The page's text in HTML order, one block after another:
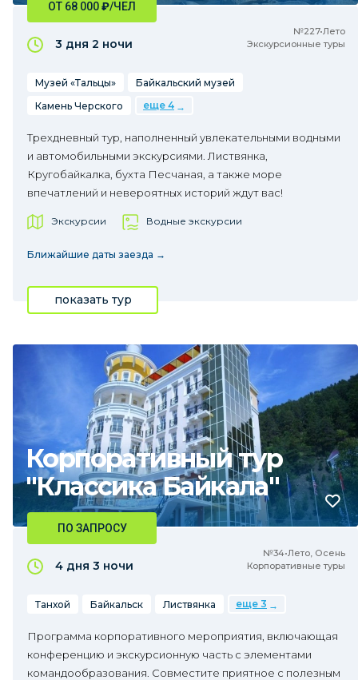
№227•Лето
Экскурсионные туры
ОТ 68 000₽/ЧЕЛ
3 дня 2 ночи
Музей «Тальцы»
Байкальский музей
Камень Черского
еще 4
Трехдневный тур, наполненный увлекательными водными
и автомобильными экскурсиями. Листвянка,
Кругобайкалка, бухта Песчаная, а также море
впечатлений и невероятных историй ждут вас!
Экскурсии Водные экскурсии
Ближайшие даты заезда →
показать тур
Корпоративный тур
"Классика Байкала"
№34•Лето, Осень
Корпоративные туры
ПО ЗАПРОСУ
4 дня 3 ночи
Танхой Байкальск Листвянка еще 3
Программа корпоративного мероприятия, включающая
конференцию и экскурсионную часть с элементами
командообразования. Совместите приятное с полезным